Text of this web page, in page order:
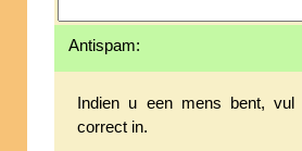
Antispam:
Indien u een mens bent, vul
correct in.